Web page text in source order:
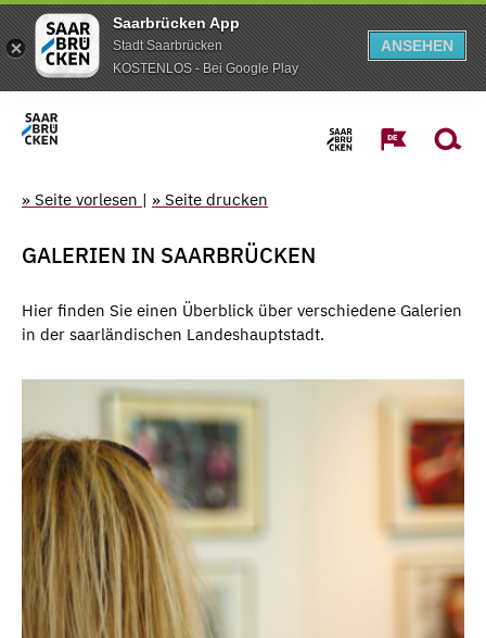
Saarbrücken App
Stadt Saarbrücken
KOSTENLOS - Bei Google Play
ANSEHEN
» Seite vorlesen | » Seite drucken
GALERIEN IN SAARBRÜCKEN
Hier finden Sie einen Überblick über verschiedene Galerien
in der saarländischen Landeshauptstadt.